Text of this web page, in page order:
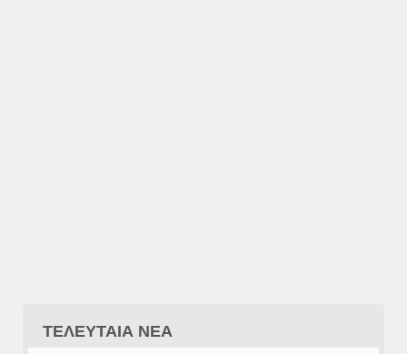
ΤΕΛΕΥΤΑΙΑ ΝΕΑ